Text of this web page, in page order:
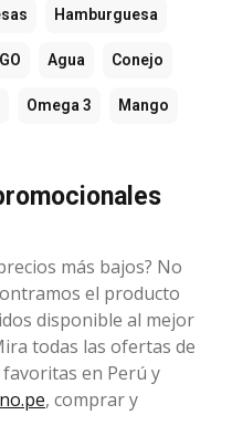
Hamburguesa
Agua Conejo
Omega 3 Mango
más bajos? No
el producto
disponible al mejor
todas las ofertas de
en Perú y
, comprar y